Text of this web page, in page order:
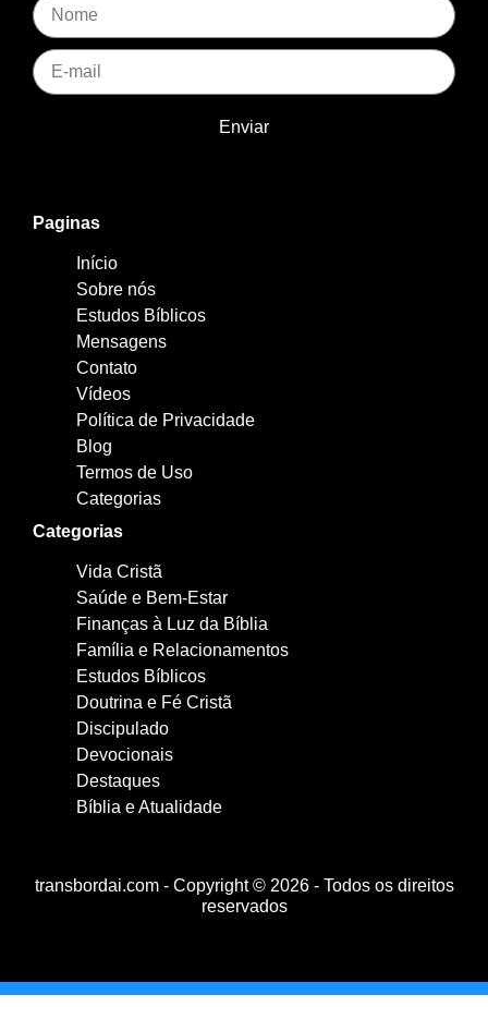
Enviar
Paginas
Início
Sobre nós
Estudos Bíblicos
Mensagens
Contato
Vídeos
Política de Privacidade
Blog
Termos de Uso
Categorias
Categorias
Vida Cristã
Saúde e Bem-Estar
Finanças à Luz da Bíblia
Família e Relacionamentos
Estudos Bíblicos
Doutrina e Fé Cristã
Discipulado
Devocionais
Destaques
Bíblia e Atualidade
transbordai.com - Copyright © 2026 - Todos os direitos
reservados